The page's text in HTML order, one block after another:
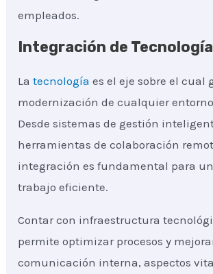
empleados.
Integración de Tecnología
Latecnología es el eje sobre el cual
modernización de cualquier
Desde sistemas de gestión
herramientas de colaboración
integración es fundamental para
trabajo eficiente.
Contar con infraestructura
permite optimizar procesos y
comunicación interna, aspectos